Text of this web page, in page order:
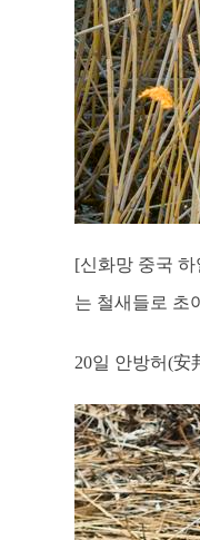
[신화망 중국
는 철새들로 초
20일 안방허(安